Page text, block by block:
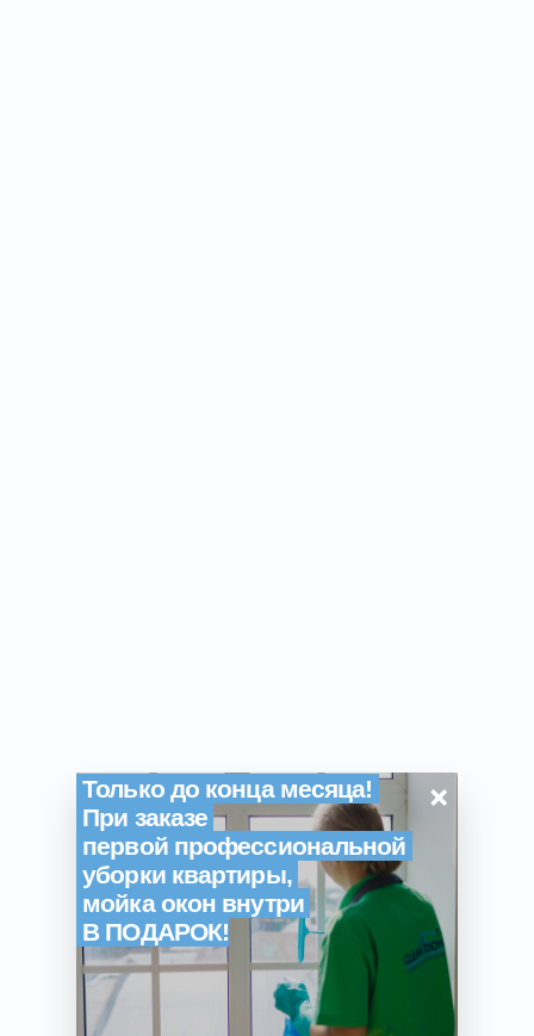
Только до конца месяца!
При заказе
первой профессиональной
уборки квартиры,
мойка окон внутри
В ПОДАРОК!
×